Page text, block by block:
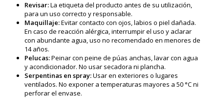
Revisar:La etiqueta del producto antes de su utilización,
para un uso correcto y responsable.
Maquillaje:Evitar contacto con ojos, labios o piel dañada.
En caso de reacción alérgica, interrumpir el uso y aclarar
con abundante agua, uso no recomendado en menores de
14 años.
Pelucas:Peinar con peine de púas anchas, lavar con agua
y acondicionador. No usar secadora ni plancha.
Serpentinas en spray:Usar en exteriores o lugares
ventilados. No exponer a temperaturas mayores a 50 °C ni
perforar el envase.